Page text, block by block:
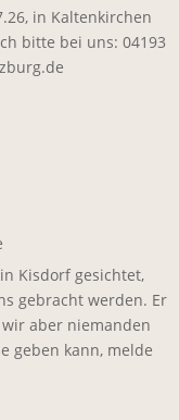
in Kaltenkirchen
bitte bei uns: 04193
Kisdorf gesichtet,
gebracht werden. Er
aber niemanden
geben kann, melde